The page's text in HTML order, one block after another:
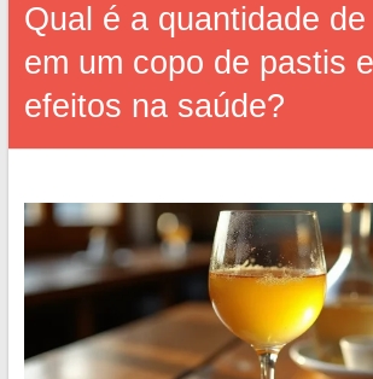
Qual é a quantidade
em um copo de pastis
efeitos na saúde?